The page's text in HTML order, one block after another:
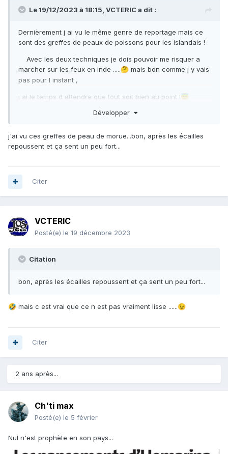
Le 19/12/2023 à 18:15, VCTERICa dit :
Dernièrement j ai vu le même genre de reportage mais ce
sont des greffes de peaux de poissons pour les islandais !
Avec les deux techniques je dois pouvoir me risquer a
marcher sur les feux en inde .....🤔 mais bon comme j y vais
pas pour l instant ,
j ai le temps d attendre que tout soit bien au point !😇
Développer
j'ai vu ces greffes de peau de morue...bon, après les écailles
repoussent et ça sent un peu fort...
Citer
VCTERIC
Posté(e) le 19 décembre 2023
Citation
bon, après les écailles repoussent et ça sent un peu fort...
🤣 mais c est vrai que ce n est pas vraiment lisse ......😉
Citer
2 ans après...
Ch'ti max
Posté(e) le 5 février
Nul n'est prophète en son pays...